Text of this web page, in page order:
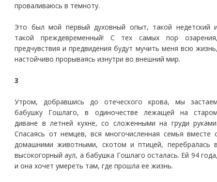
проваливаюсь в темноту.
Это был мой первый духовный опыт, такой недетский
такой преждевременный! С тех самых пор
предчувствия и предвидения будут мучить меня всю
настойчиво прорываясь изнутри во внешний мир.
3
Утром, добравшись до отеческого крова, мы
бабушку Гошлаго, в одиночестве лежащей на
диване в летней кухне, со сложенными на груди
Спасаясь от немцев, вся многочисленная семья вместе
домашними животными, скотом и птицей, перебралась
высокогорный аул, а бабушка Гошлаго осталась. Ей 94
и она хочет умереть там, где прошла ее жизнь.